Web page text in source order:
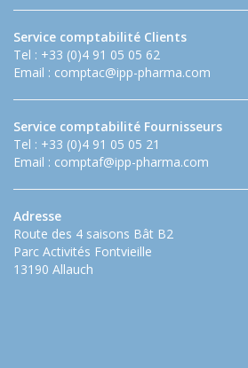
Service comptabilité Clients
Tel : +33 (0)4 91 05 05 62
Email : comptac@ipp-pharma.com
Service comptabilité Fournisseurs
Tel : +33 (0)4 91 05 05 21
Email : comptaf@ipp-pharma.com
Adresse
Route des 4 saisons Bât B2
Parc Activités Fontvieille
13190 Allauch